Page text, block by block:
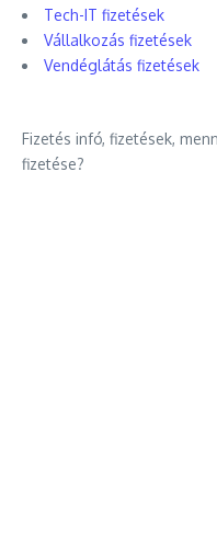
Tech-IT fizetések
Vállalkozás fizetések
Vendéglátás fizetések
Fizetés infó, fizetések,
fizetése?